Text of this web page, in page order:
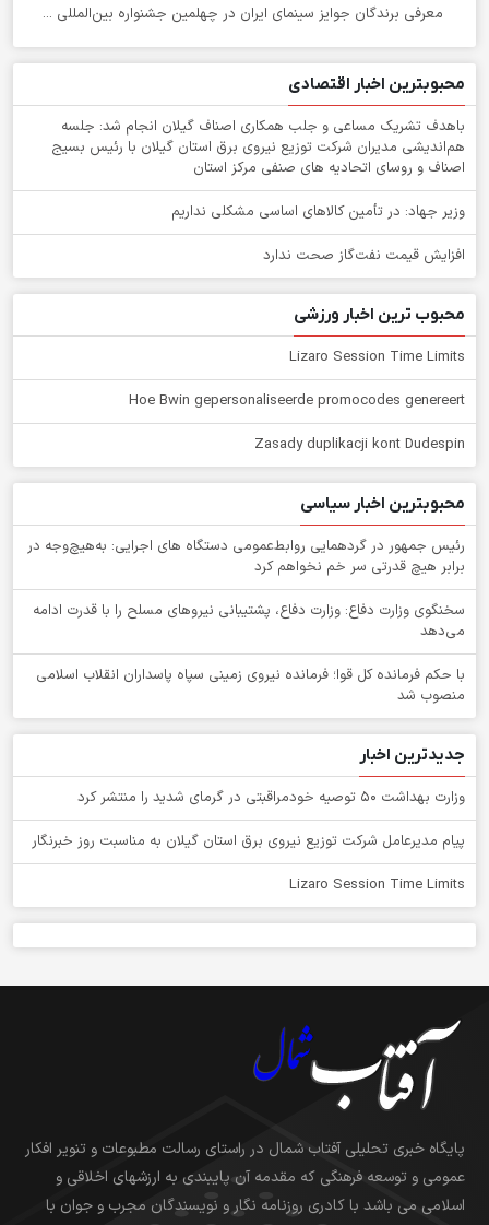
معرفی برندگان جوایز سینمای ایران در چهلمین جشنواره بین‌المللی ...
محبوبترین اخبار اقتصادی
باهدف تشریک مساعی و جلب همکاری اصناف گیلان انجام شد: جلسه
هم‌اندیشی مدیران شركت توزیع نیروی برق استان گیلان با رئیس بسیج
اصناف و روسای اتحادیه های صنفی مركز استان
وزیر جهاد: در تأمین کالاهای اساسی مشکلی نداریم
افزایش قیمت نفت‌گاز صحت ندارد
محبوب ترین اخبار ورزشی
Lizaro Session Time Limits
Hoe Bwin gepersonaliseerde promocodes genereert
Zasady duplikacji kont Dudespin
محبوبترین اخبار سیاسی
رئیس جمهور در گردهمایی روابط‌عمومی دستگاه های اجرایی: به‌هیچ‌وجه در
برابر هیچ قدرتی سر خم نخواهم کرد
سخنگوی وزارت دفاع: وزارت دفاع، پشتیبانی نیرو‌های مسلح را با قدرت ادامه
می‌دهد
با حکم فرمانده کل قوا؛ فرمانده نیروی زمینی سپاه پاسداران انقلاب اسلامی
منصوب شد
جدیدترین اخبار
وزارت بهداشت ۵۰ توصیه خودمراقبتی در گرمای شدید را منتشر کرد
پیام مدیرعامل شركت توزیع نیروی برق استان گیلان به مناسبت روز خبرنگار ‌
Lizaro Session Time Limits
پایگاه خبری تحلیلی آفتاب شمال در راستای رسالت مطبوعات و تنویر افکار
عمومی و توسعه فرهنگی که مقدمه آن پایبندی به ارزشهای اخلاقی و
اسلامی می باشد با کادری روزنامه نگار و نویسندگان مجرب و جوان با